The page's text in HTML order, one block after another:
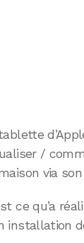
/
via
ce qu’a
installation